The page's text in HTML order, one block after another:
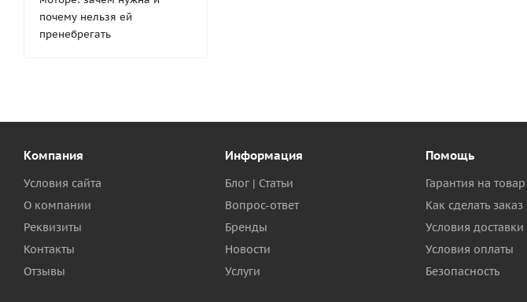
почему нельзя ей
пренебрегать
Компания
Условия сайта
О компании
Реквизиты
Контакты
Отзывы
Информация
Блог | Статьи
Вопрос-ответ
Бренды
Новости
Услуги
Помощь
Гарантия на товар
Как сделать заказ
Условия доставки
Условия оплаты
Безопасность